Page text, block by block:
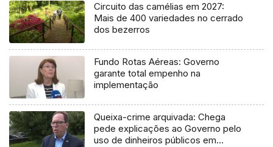
Circuito das camélias em 2027:
Mais de 400 variedades no cerrado
dos bezerros
Fundo Rotas Aéreas: Governo
garante total empenho na
implementação
Queixa-crime arquivada: Chega
pede explicações ao Governo pelo
uso de dinheiros públicos em